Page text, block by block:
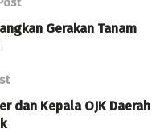
Gerakan Tanam
dan Kepala OJK Daerah